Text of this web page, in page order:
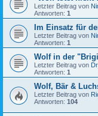
Letzter Beitrag von
Antworten: 1
Im Einsatz für
Letzter Beitrag von
Antworten: 1
Wolf in der
Letzter Beitrag von
Antworten: 1
Wolf, Bär &
Letzter Beitrag von
Antworten: 104